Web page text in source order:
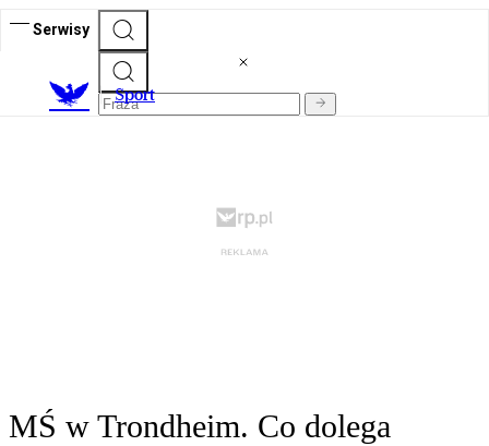
Serwisy
Sport
MŚ w Trondheim. Co dolega